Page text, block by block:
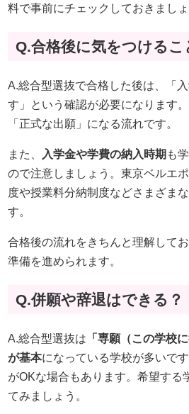
料で事前にチェックしておきましょ
Q.合格後に気をつけるこ
A.総合型選抜で合格した後は、「
す」という確認が必要になります
「正式な出願」になる流れです。
また、 入学金や学費の納入時期 も
ので注意しましょう。東京ベルエ
度や授業料分納制度などさまざま
す。
合格後の流れをきちんと理解して
準備を進められます。
Q.併願や辞退はできる？
A.総合型選抜は 「専願（この学校
が基本になっている学校が多いで
がOKな場合もあります。希望する
てみましょう。